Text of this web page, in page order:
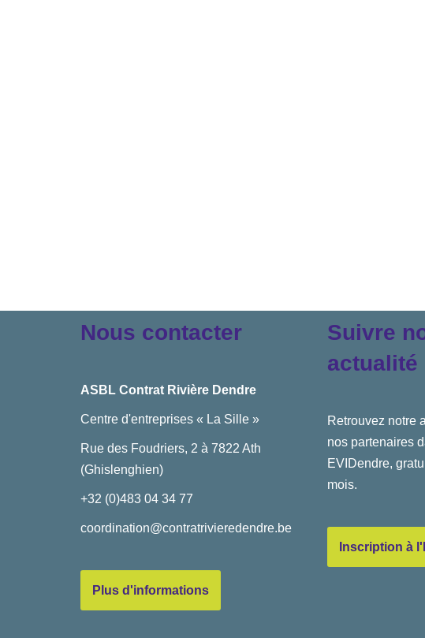
Nous contacter
ASBL Contrat Rivière Dendre
Centre d'entreprises « La Sille »
Rue des Foudriers, 2 à 7822 Ath
(Ghislenghien)
+32 (0)483 04 34 77
coordination@contratrivieredendre.be
Plus d'informations
Suivre
actualité
Retrouvez notre
nos partenaires
EVIDendre,
mois.
Inscription à